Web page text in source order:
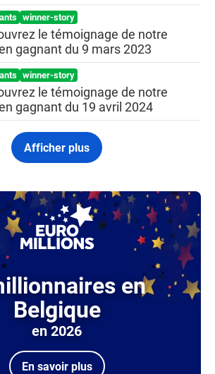
winner-story
le témoignage de notre
gagnant du 9 mars 2023
winner-story
le témoignage de notre
gagnant du 19 avril 2024
Afficher plus
en
Belgique
en 2026
En savoir plus